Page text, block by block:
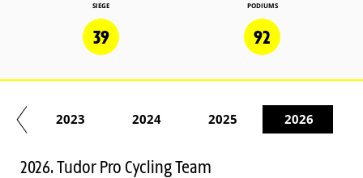
SIEGE
39
PODIUMS
92
2023 2024 2025 2026
2026. Tudor Pro Cycling Team